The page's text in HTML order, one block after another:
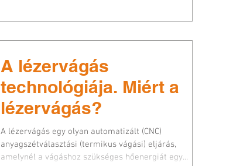
A lézervágás
technológiája. Miért a
lézervágás?
A lézervágás egy olyan automatizált (CNC)
anyagszétválasztási (termikus vágási) eljárás,
amelynél a vágáshoz szükséges hőenergiát egy...